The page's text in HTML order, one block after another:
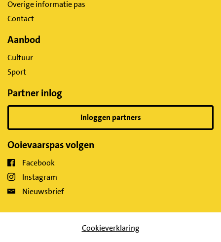
Overige informatie pas
Contact
Aanbod
Cultuur
Sport
Partner inlog
Inloggen partners
Ooievaarspas volgen
Facebook
Instagram
Nieuwsbrief
Cookieverklaring